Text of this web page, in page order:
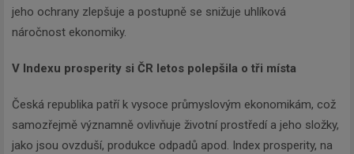
jeho ochrany zlepšuje a postupně se snižuje uhlíková
náročnost ekonomiky.
V Indexu prosperity si ČR letos polepšila o tři místa
Česká republika patří k vysoce průmyslovým ekonomikám, což
samozřejmě významně ovlivňuje životní prostředí a jeho složky,
jako jsou ovzduší, produkce odpadů apod. Index prosperity, na